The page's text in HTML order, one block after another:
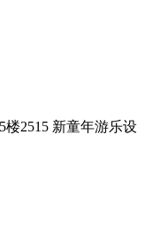
2515 新童年游乐设